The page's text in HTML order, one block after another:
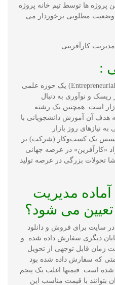
پروژه ها توسط تیم خانه پروژه
وضعیت مطلوبی برخوردار می
:
مدیریت کارآفرینی (Entrepreneurial management) یک حوزه علمی
ریسک و نوآوری به دنبال
است. همچنین یک رشته
هدف آن آموزش دانشجویانی با
نیازهای روز بازار
تاسیس یک کسب‌وکار (شرکت) بر
«کارآفرین» در عرصه جهانی
تحولات بزرگی در عرصه تولید
مدیریت
تعیین می شود؟
سایت برای فروش و دانلود
دیگری سفارش داده شده. و
زمان قابل توجهی از تحویل
که سفارش داده شده بود
است. قیمتها اغلب یک پنجم
با قیمت مناسب این